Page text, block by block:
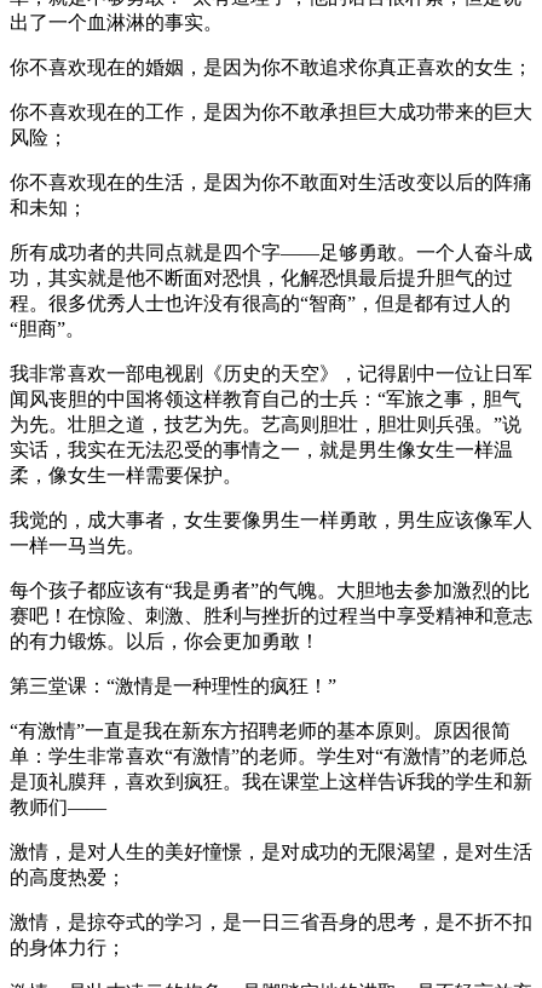
出了一个血淋淋的事实。
你不喜欢现在的婚姻，是因为你不敢追求你真正喜欢的女生；
你不喜欢现在的工作，是因为你不敢承担巨大成功带来的巨大
风险；
你不喜欢现在的生活，是因为你不敢面对生活改变以后的阵痛
和未知；
所有成功者的共同点就是四个字——足够勇敢。一个人奋斗成
功，其实就是他不断面对恐惧，化解恐惧最后提升胆气的过
程。很多优秀人士也许没有很高的“智商”，但是都有过人的
“胆商”。
我非常喜欢一部电视剧《历史的天空》，记得剧中一位让日军
闻风丧胆的中国将领这样教育自己的士兵：“军旅之事，胆气
为先。壮胆之道，技艺为先。艺高则胆壮，胆壮则兵强。”说
实话，我实在无法忍受的事情之一，就是男生像女生一样温
柔，像女生一样需要保护。
我觉的，成大事者，女生要像男生一样勇敢，男生应该像军人
一样一马当先。
每个孩子都应该有“我是勇者”的气魄。大胆地去参加激烈的比
赛吧！在惊险、刺激、胜利与挫折的过程当中享受精神和意志
的有力锻炼。以后，你会更加勇敢！
第三堂课：“激情是一种理性的疯狂！”
“有激情”一直是我在新东方招聘老师的基本原则。原因很简
单：学生非常喜欢“有激情”的老师。学生对“有激情”的老师总
是顶礼膜拜，喜欢到疯狂。我在课堂上这样告诉我的学生和新
教师们——
激情，是对人生的美好憧憬，是对成功的无限渴望，是对生活
的高度热爱；
激情，是掠夺式的学习，是一日三省吾身的思考，是不折不扣
的身体力行；